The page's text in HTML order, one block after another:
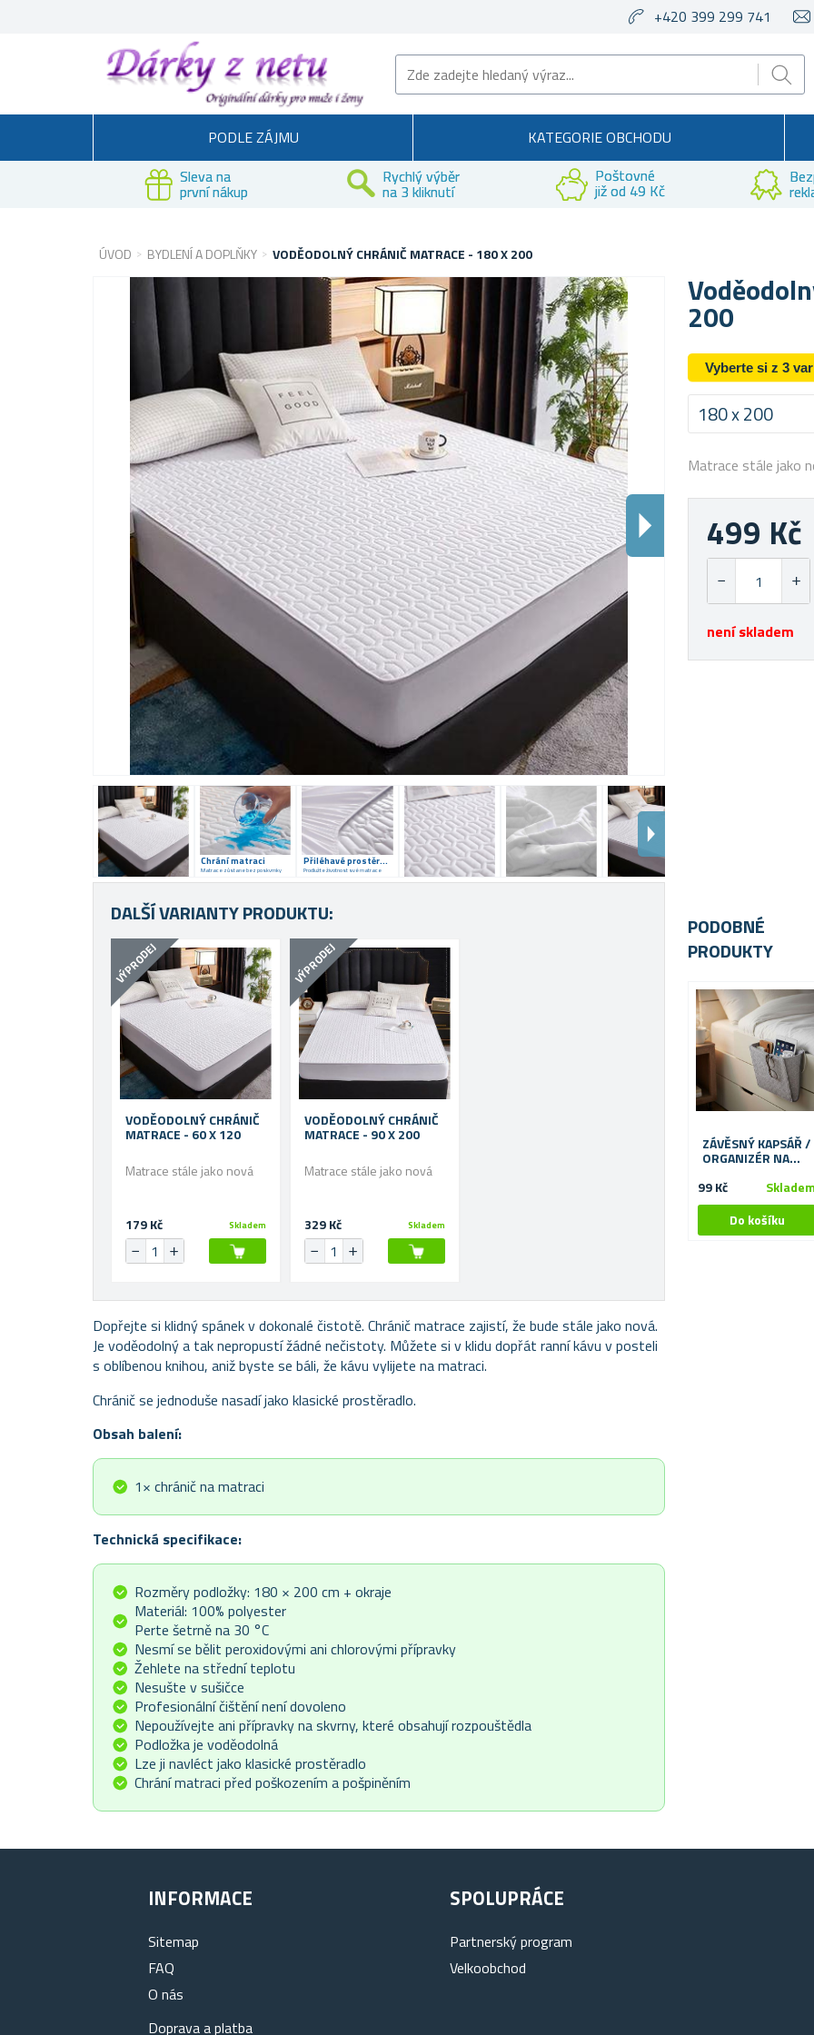
+420 399 299 741
PODLE ZÁJMU
KATEGORIE OBCHODU
Sleva na
první nákup
Rychlý výběr
na 3 kliknutí
Poštovné
již od 49 Kč
ÚVOD BYDLENÍ A DOPLŇKY VODĚODOLNÝ CHRÁNIČ MATRACE - 180 X 200
200
Chrání matraci
Matrace zůstane bez poskvrnky
Přiléhavé prostěradlo
Prodlužte životnost své matrace
Vyberte si z 3
180 x 200
Matrace stále jako
499 Kč
není skladem
DALŠÍ VARIANTY PRODUKTU:
VÝPRODEJ
VODĚODOLNÝ CHRÁNIČ
MATRACE - 60 X 120
Matrace stále jako nová
179 Kč Skladem
VÝPRODEJ
VODĚODOLNÝ CHRÁNIČ
MATRACE - 90 X 200
Matrace stále jako nová
329 Kč Skladem
Dopřejte si klidný spánek v dokonalé čistotě. Chránič matrace zajistí, že bude stále jako nová.
Je voděodolný a tak nepropustí žádné nečistoty. Můžete si v klidu dopřát ranní kávu v posteli
s oblíbenou knihou, aniž byste se báli, že kávu vylijete na matraci.
Chránič se jednoduše nasadí jako klasické prostěradlo.
Obsah balení:
1× chránič na matraci
Technická specifikace:
Rozměry podložky: 180 × 200 cm + okraje
Materiál: 100% polyester
Perte šetrně na 30 °C
Nesmí se bělit peroxidovými ani chlorovými přípravky
Žehlete na střední teplotu
Nesušte v sušičce
Profesionální čištění není dovoleno
Nepoužívejte ani přípravky na skvrny, které obsahují rozpouštědla
Podložka je voděodolná
Lze ji navléct jako klasické prostěradlo
Chrání matraci před poškozením a pošpiněním
PODOBNÉ
PRODUKTY
ZÁVĚSNÝ KAPSÁŘ /
ORGANIZÉR NA
99 Kč
INFORMACE
Sitemap
FAQ
O nás
Doprava a platba
SPOLUPRÁCE
Partnerský program
Velkoobchod